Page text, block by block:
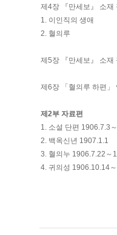
제4장 『만세보』 소
1. 이인직의 생애
2. 혈의루
제5장 『만세보』 소
제6장 「혈의루 하편」
제2부 자료편
1. 소설 단편 1906.7.3
2. 백옥신년 1907.1.1
3. 혈의누 1906.7.22～
4. 귀의성 1906.10.14